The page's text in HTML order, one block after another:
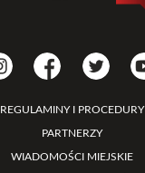
REGULAMINY I PROCEDURY
PARTNERZY
WIADOMOŚCI MIEJSKIE